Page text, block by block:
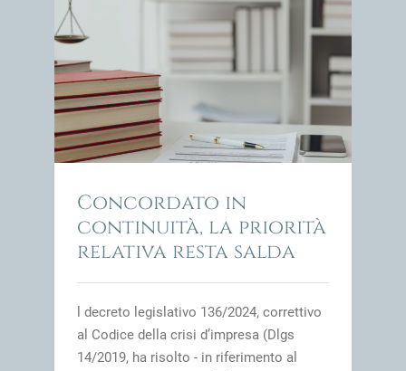
Concordato in
continuità, la priorità
relativa resta salda
l decreto legislativo 136/2024, correttivo
al Codice della crisi d’impresa (Dlgs
14/2019, ha risolto - in riferimento al